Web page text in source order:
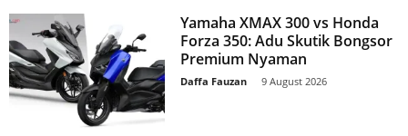
Yamaha XMAX 300 vs Honda
Forza 350: Adu Skutik Bongsor
Premium Nyaman
Daffa Fauzan 9 August 2026